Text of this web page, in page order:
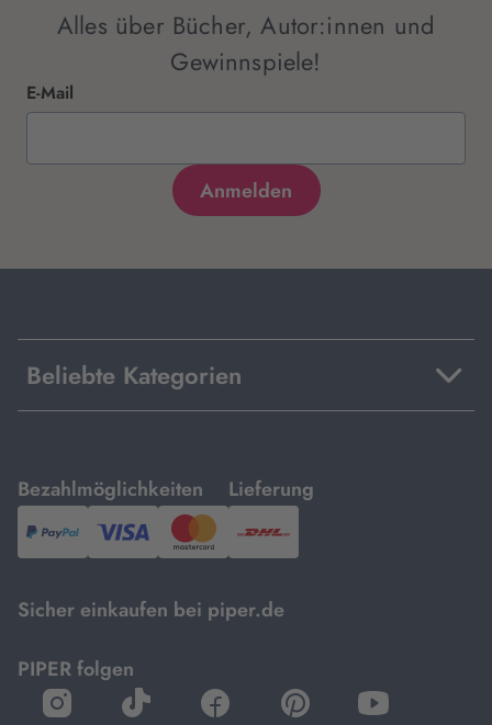
Alles über Bücher, Autor:innen und
Gewinnspiele!
E-Mail
Beliebte Kategorien
Bezahlmöglichkeiten
mit
PayPal,Visa
und
Lieferung
mit
DHL.
Sicher einkaufen bei piper.de
PIPER folgen
öffnet
öffnet
öffnet
öffnet
öffnet